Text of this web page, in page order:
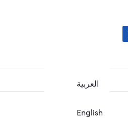
العربية
English